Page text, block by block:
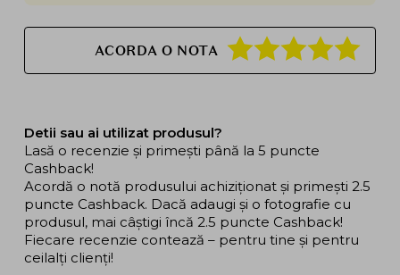
ACORDA O NOTA
Detii sau ai utilizat produsul?
Lasă o recenzie și primești până la 5 puncte
Cashback!
Acordă o notă produsului achiziționat și primești 2.5
puncte Cashback. Dacă adaugi și o fotografie cu
produsul, mai câștigi încă 2.5 puncte Cashback!
Fiecare recenzie contează – pentru tine și pentru
ceilalți clienți!